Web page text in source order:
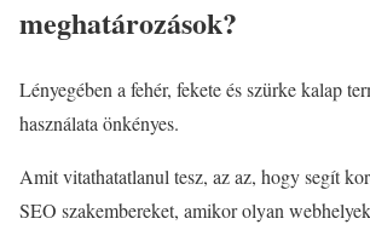
meghatározások?
Lényegében a fehér, fekete és szürke kalap
használata önkényes.
Amit vitathatatlanul tesz, az az, hogy segít
SEO szakembereket, amikor olyan